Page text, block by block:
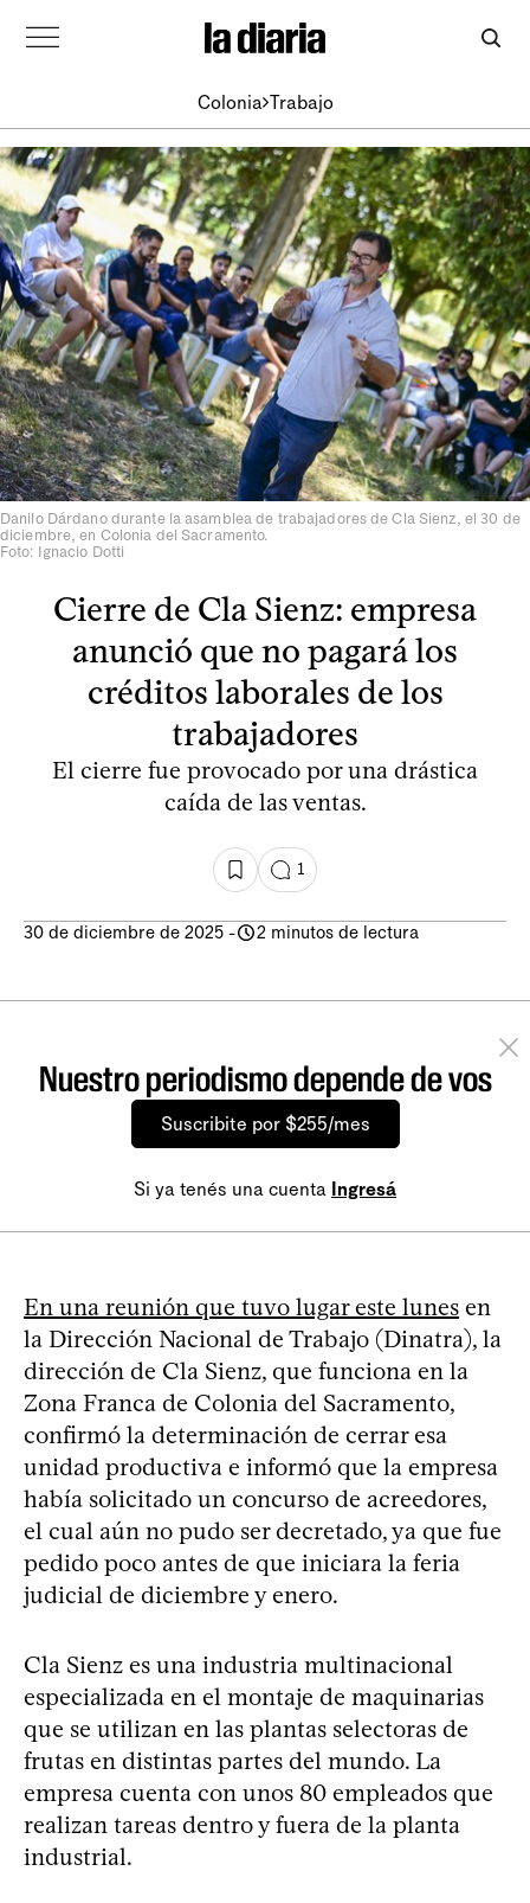
Colonia Trabajo
Danilo Dárdano durante la asamblea de trabajadores de Cla Sienz, el 30 de
diciembre, en Colonia del Sacramento.
Foto: Ignacio Dotti
Cierre de Cla Sienz: empresa
anunció que no pagará los
créditos laborales de los
trabajadores
El cierre fue provocado por una drástica
caída de las ventas.
1
30 de diciembre de 2025 - 2 minutos de lectura
Nuestro periodismo depende de vos
Suscribite por $255/mes
Si ya tenés una cuenta Ingresá
En una reunión que tuvo lugar este lunes en
la Dirección Nacional de Trabajo (Dinatra), la
dirección de Cla Sienz, que funciona en la
Zona Franca de Colonia del Sacramento,
confirmó la determinación de cerrar esa
unidad productiva e informó que la empresa
había solicitado un concurso de acreedores,
el cual aún no pudo ser decretado, ya que fue
pedido poco antes de que iniciara la feria
judicial de diciembre y enero.
Cla Sienz es una industria multinacional
especializada en el montaje de maquinarias
que se utilizan en las plantas selectoras de
frutas en distintas partes del mundo. La
empresa cuenta con unos 80 empleados que
realizan tareas dentro y fuera de la planta
industrial.